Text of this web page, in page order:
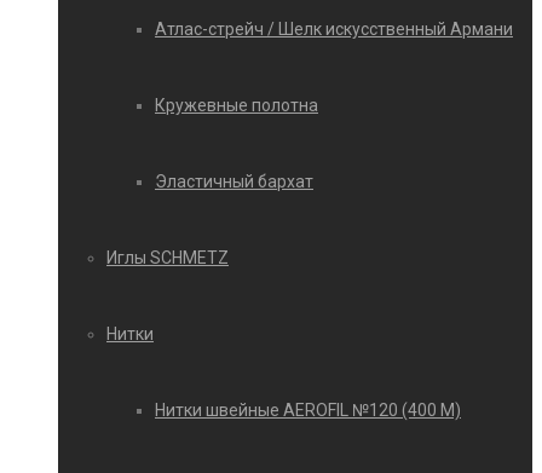
Атлас-стрейч / Шелк искусственный Армани
Кружевные полотна
Эластичный бархат
Иглы SCHMETZ
Нитки
Нитки швейные AEROFIL №120 (400 М)